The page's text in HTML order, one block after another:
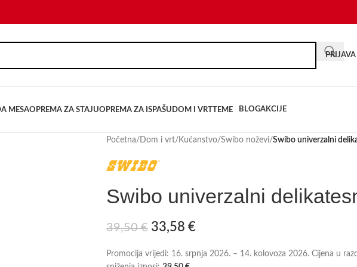
MESAOPREMA ZA STAJUOPREMA ZA ISPAŠU DOM I VRTTEME BLOGAKCIJE
Početna/ Dom i vrt/ Kućanstvo/Swibo noževi/Swibo univerzalni
Swibo univerzalni
39,50€ 33,58 €
Promocija vrijedi: 16. srpnja 2026. – 14. kolovoza 2026. Cijena u